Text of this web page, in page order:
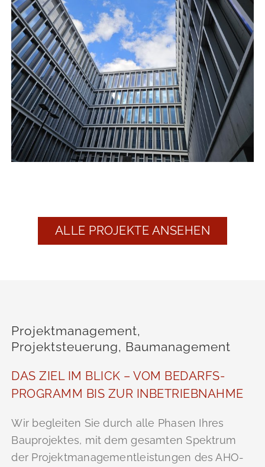
TU, Neubau Mathematikgebäude und
Interdisziplinäres Zentrum für Modellierung
und Simulation, Berlin
Hochschule | Forschung
ALLE PROJEKTE ANSEHEN
Projektmanagement,
Projektsteuerung, Baumanagement
DAS ZIEL IM BLICK – VOM BEDARFS­
PROGRAMM BIS ZUR INBETRIEB­NAHME
Wir begleiten Sie durch alle Phasen Ihres
Bauprojektes, mit dem gesamten Spektrum
der Projektmanagement­leistungen des AHO-